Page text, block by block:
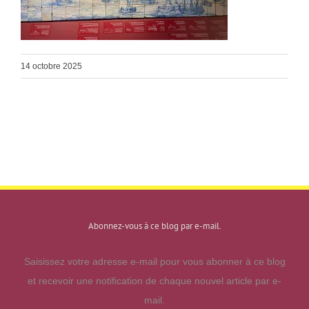
14 octobre 2025
Abonnez-vous à ce blog par e-mail.
Saisissez votre adresse e-mail pour vous abonner à ce blog
et recevoir une notification de chaque nouvel article par e-
mail.